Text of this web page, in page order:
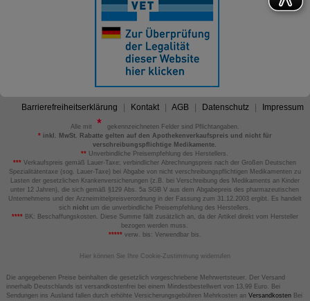
Barrierefreiheitserklärung Kontakt AGB Datenschutz Impressum
Alle mit
gekennzeichneten Felder sind Pflichtangaben.
*inkl. MwSt. Rabatte gelten auf den Apothekenverkaufspreis und nicht für
verschreibungspflichtige Medikamente.
** Unverbindliche Preisempfehlung des Herstellers.
*** Verkaufspreis gemäß Lauer-Taxe; verbindlicher Abrechnungspreis nach der Großen Deutschen
Spezialitätentaxe (sog. Lauer-Taxe) bei Abgabe von nicht verschreibungspflichtigen Medikamenten zu
Lasten der gesetzlichen Krankenversicherungen (z.B. bei Verschreibung des Medikaments an Kinder
unter 12 Jahren), die sich gemäß §129 Abs. 5a SGB V aus dem Abgabepreis des pharmazeutischen
Unternehmens und der Arzneimittelpreisverordnung in der Fassung zum 31.12.2003 ergibt. Es handelt
sich nicht um die unverbindliche Preisempfehlung des Herstellers.
****BK: Beschaffungskosten. Diese Summe fällt zusätzlich an, da der Artikel direkt vom Hersteller
bezogen werden muss.
*****verw. bis: Verwendbar bis.
Hier können Sie Ihre Cookie-Zustimmung widerrufen
Die angegebenen Preise beinhalten die gesetzlich vorgeschriebene Mehrwertsteuer. Der Versand
innerhalb Deutschlands ist versandkostenfrei bei einem Mindestbestellwert von 13,99 Euro. Bei
Sendungen ins Ausland fallen durch erhöhte Versicherungsgebühren Mehrkosten an VersandkostenBei